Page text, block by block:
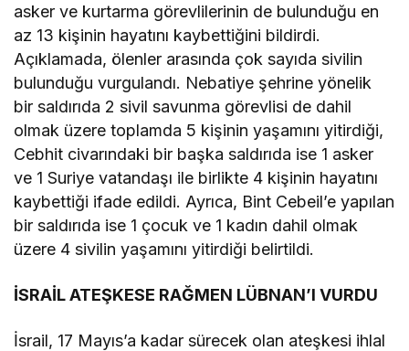
asker ve kurtarma görevlilerinin de bulunduğu en
az 13 kişinin hayatını kaybettiğini bildirdi.
Açıklamada, ölenler arasında çok sayıda sivilin
bulunduğu vurgulandı. Nebatiye şehrine yönelik
bir saldırıda 2 sivil savunma görevlisi de dahil
olmak üzere toplamda 5 kişinin yaşamını yitirdiği,
Cebhit civarındaki bir başka saldırıda ise 1 asker
ve 1 Suriye vatandaşı ile birlikte 4 kişinin hayatını
kaybettiği ifade edildi. Ayrıca, Bint Cebeil’e yapılan
bir saldırıda ise 1 çocuk ve 1 kadın dahil olmak
üzere 4 sivilin yaşamını yitirdiği belirtildi.
İSRAİL ATEŞKESE RAĞMEN LÜBNAN’I VURDU
İsrail, 17 Mayıs’a kadar sürecek olan ateşkesi ihlal